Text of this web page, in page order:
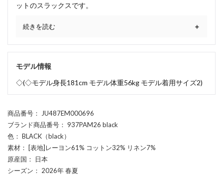
ットのスラックスです。
続きを読む
モデル情報
◇(◇モデル身長181cm モデル体重56kg モデル着用サイズ2)
商品番号 ： JU487EM000696
ブランド商品番号 ： 937PAM26 black
色 ： BLACK（black）
素材 ： [表地]レーヨン61% コットン32% リネン7%
原産国 ： 日本
シーズン ： 2026年 春夏